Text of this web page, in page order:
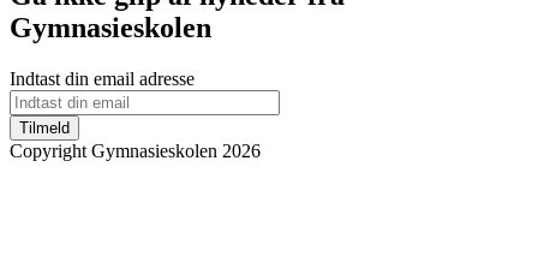
Gymnasieskolen
Indtast din email adresse
Tilmeld
Copyright Gymnasieskolen 2026